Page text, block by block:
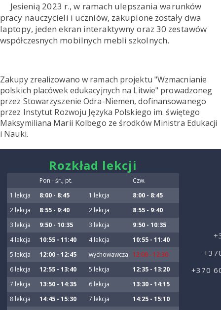
Jesienią 2023 r., w ramach ulepszania warunków
pracy nauczycieli i uczniów, zakupione zostały dwa
laptopy, jeden ekran interaktywny oraz 30 zestawów
współczesnych mobilnych mebli szkolnych.
Zakupy zrealizowano w ramach projektu "Wzmacnianie
polskich placówek edukacyjnych na Litwie" prowadzoneg
przez Stowarzyszenie Odra-Niemen, dofinansowanego
przez Instytut Rozwoju Języka Polskiego im. świętego
Maksymiliana Marii Kolbego ze środków Ministra Edukacji
i Nauki.
Rozkład lekcji
Pon - śr., pt.
Czw.
1 lekcja
8:00 - 8:45 1 lekcja
8:00 - 8:45
2 lekcja
8:55 - 9:40 2 lekcja
8:55 - 9:40
3 lekcja
9:50 - 10:35 3 lekcja
9:50 - 10:35
4 lekcja
10:55 - 11:40 4 lekcja
10:55 - 11:40
5 lekcja
12:00 - 12:45 wychowawcza
12:00 - 12:30
6 lekcja
12:55 - 13:40 5 lekcja
12:35 - 13:20
7 lekcja
13:50 - 14:35 6 lekcja
13:30 - 14:15
8 lekcja
14:45 - 15:30 7 lekcja
14:25 - 15:10
+370